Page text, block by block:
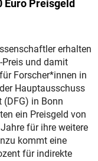
Euro Preisgeld
erhalten
und damit
Forscher*innen in
Hauptausschuss
in Bonn
ein Preisgeld von
für ihre weitere
kommt eine
für indirekte